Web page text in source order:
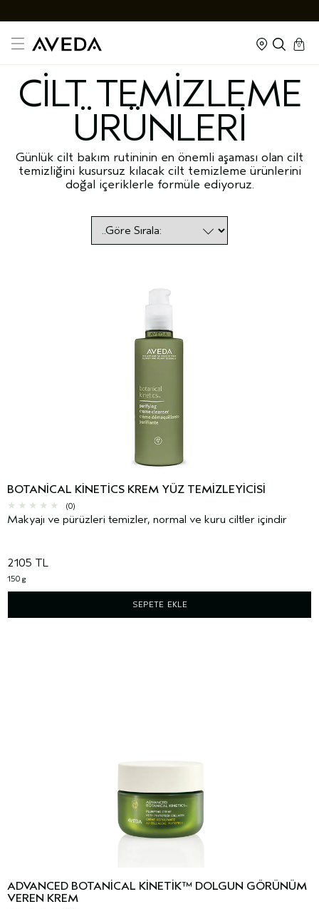
cart
0
kapalı
CİLT TEMİZLEME
ÜRÜNLERİ
Günlük cilt bakım rutininin en önemli aşaması olan cilt
temizliğini kusursuz kılacak cilt temizleme ürünlerini
doğal içeriklerle formüle ediyoruz.
BOTANICAL KINETICS KREM YÜZ TEMIZLEYICISI
(0)
Makyajı ve pürüzleri temizler, normal ve kuru ciltler içindir
2105 TL
150 g
SEPETE EKLE
ADVANCED BOTANICAL KINETIK™ DOLGUN GÖRÜNÜM
VEREN KREM